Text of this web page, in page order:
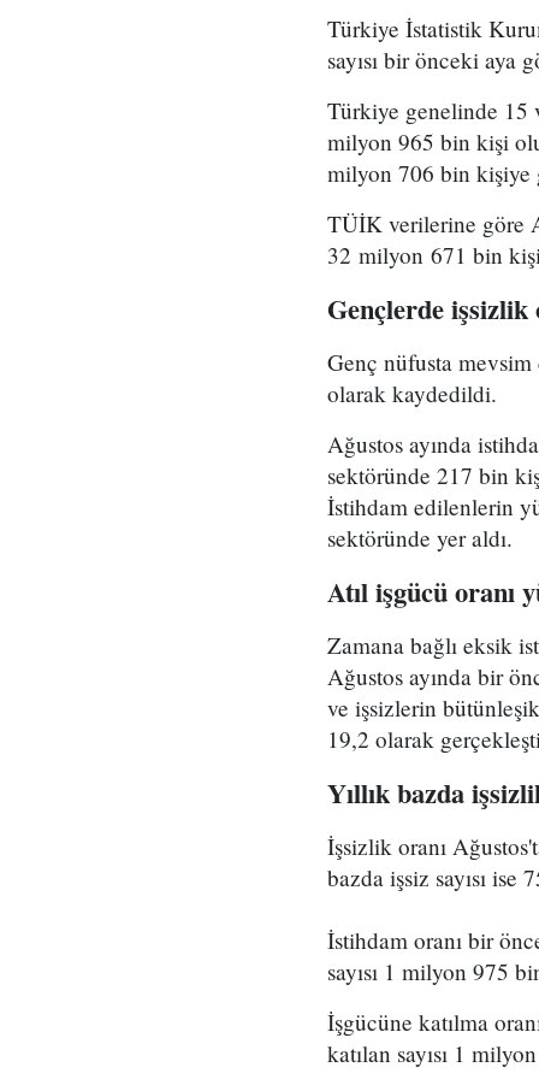
Türkiye İstatistik
sayısı bir önceki aya
Türkiye genelinde 15
milyon 965 bin kişi
milyon 706 bin kişiye
TÜİK verilerine göre
32 milyon 671 bin
Gençlerde işsizlik
Genç nüfusta mevsim
olarak kaydedildi.
Ağustos ayında
sektöründe 217 bin
İstihdam edilenlerin
sektöründe yer aldı.
Atıl işgücü oranı
Zamana bağlı eksik
Ağustos ayında bir
ve işsizlerin
19,2 olarak
Yıllık bazda
İşsizlik oranı
bazda işsiz sayısı
İstihdam oranı bir
sayısı 1 milyon 975
İşgücüne katılma
katılan sayısı 1